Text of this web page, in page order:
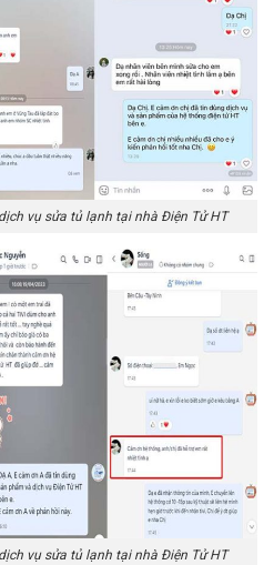
vụ sửa tủ lạnh tại nhà Điện Tử HT
vụ sửa tủ lạnh tại nhà Điện Tử HT